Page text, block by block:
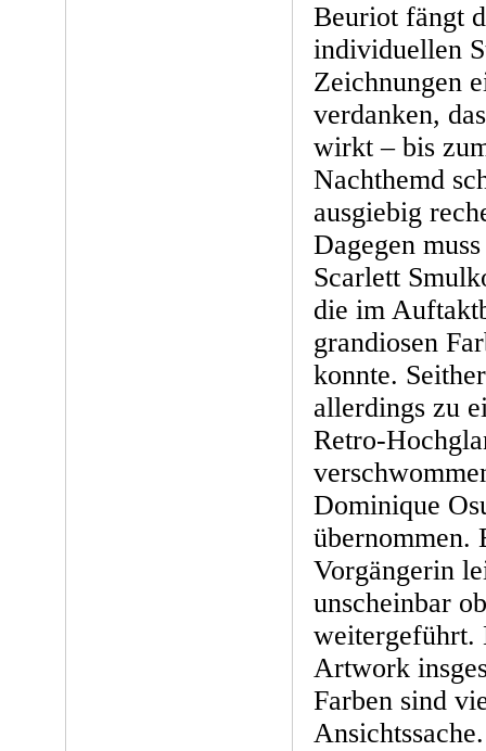
Beuriot fängt
individuellen
Zeichnungen
verdanken,
wirkt – bis
Nachthemd
ausgiebig
Dagegen
Scarlett
die im
grandiosen
konnte.
allerdings zu
Retro-
Dominique
übernommen.
Vorgängerin
unscheinbar
weitergeführt.
Artwork
Farben sind
Ansichtssache.